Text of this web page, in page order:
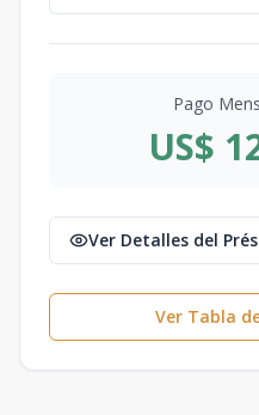
Pago
US$
Ver Detalles del
Ver Tabla